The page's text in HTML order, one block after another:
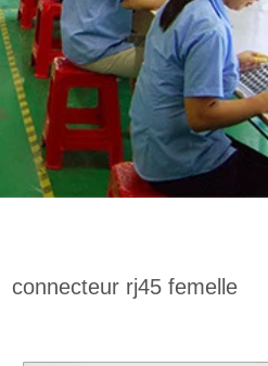
connecteur rj45 femelle